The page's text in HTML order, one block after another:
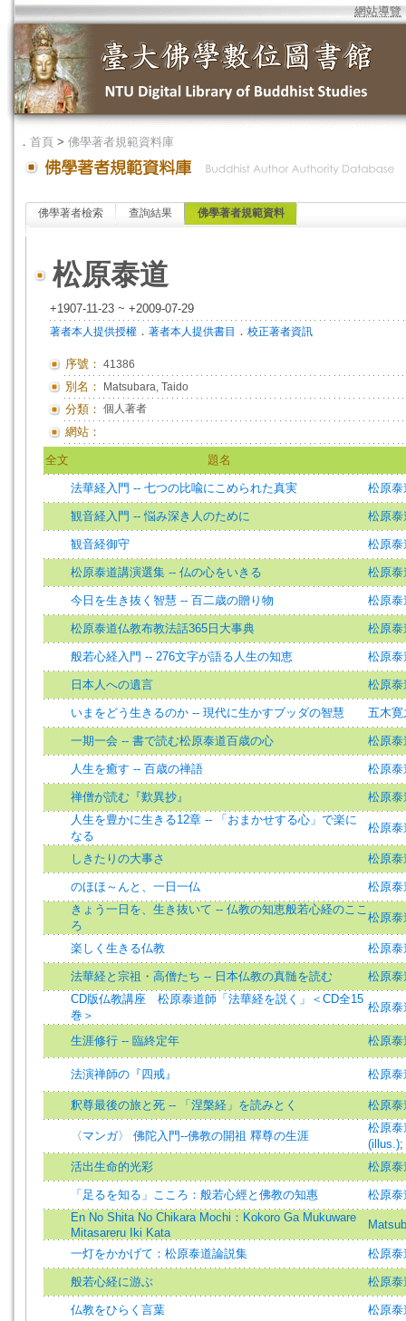
網站導覽
． 首頁 > 佛學著者規範資料庫
佛學著者檢索 查詢結果 佛學著者規範資料
松原泰道
+1907-11-23 ~ +2009-07-29
著者本人提供授權 ． 著者本人提供書目 ． 校正著者資訊
序號： 41386
別名： Matsubara, Taido
分類： 個人著者
網站：
全文 題名
法華経入門 -- 七つの比喩にこめられた真実 松原泰
観音経入門 -- 悩み深き人のために 松原泰
観音経御守 松原泰
松原泰道講演選集 -- 仏の心をいきる 松原泰
今日を生き抜く智慧 -- 百二歳の贈り物 松原泰
松原泰道仏教布教法話365日大事典 松原泰
般若心経入門 -- 276文字が語る人生の知恵 松原泰
日本人への遺言 松原泰
いまをどう生きるのか -- 現代に生かすブッダの智慧 五木寛
一期一会 -- 書で読む松原泰道百歳の心 松原泰
人生を癒す -- 百歳の禅語 松原泰
禅僧が読む『歎異抄』
松原泰
人生を豊かに生きる12章 -- 「おまかせする心」で楽に
なる
松原泰
しきたりの大事さ 松原泰
のほほ～んと、一日一仏
松原泰
きょう一日を、生き抜いて -- 仏教の知恵般若心経のここ
ろ
松原泰
楽しく生きる仏教 松原泰
法華経と宗祖・高僧たち -- 日本仏教の真髄を読む
松原泰
CD版仏教講座 松原泰道師「法華経を説く」＜CD全15
巻＞
松原泰
生涯修行 -- 臨終定年 松原泰
法演禅師の『四戒』 松原泰
釈尊最後の旅と死 -- 「涅槃経」を読みとく 松原泰
〈マンガ〉 佛陀入門--佛教の開祖 釋尊の生涯
松原泰
(illus.);
活出生命的光彩
松原泰
「足るを知る」こころ：般若心經と佛教の知惠
松原泰
En No Shita No Chikara Mochi：Kokoro Ga Mukuware
Mitasareru Iki Kata
一灯をかかげて：松原泰道論説集 松原泰
般若心経に游ぶ 松原泰
仏教をひらく言葉 松原泰